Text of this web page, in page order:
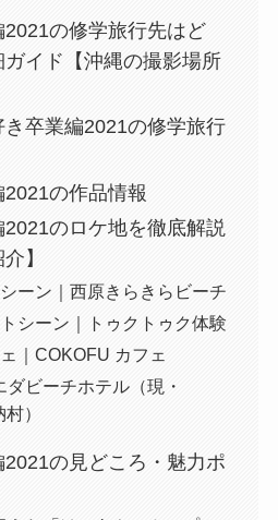
の修学旅行先はど
イド【沖縄の撮影場所
き卒業編2021の修学旅行
の作品情報
のロケ地を徹底解説
】
ーン｜西原きらきらビーチ
シーン｜トゥクトゥク体験
｜COKOFU カフェ
ビーチホテル（現・
）
の見どころ・魅力ポ